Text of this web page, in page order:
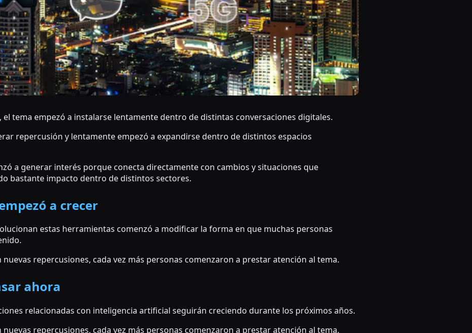
tema empezó a instalarse lentamente dentro de distintas conversaciones digitales.
repercusión y lentamente empezó a expandirse dentro de distintos espacios
a generar interés porque conecta directamente con cambios y situaciones que
bastante impacto dentro de distintos sectores.
a crecer
estas herramientas comenzó a modificar la forma en que muchas personas
repercusiones, cada vez más personas comenzaron a prestar atención al tema.
ahora
relacionadas con inteligencia artificial seguirán creciendo durante los próximos años.
repercusiones, cada vez más personas comenzaron a prestar atención al tema.